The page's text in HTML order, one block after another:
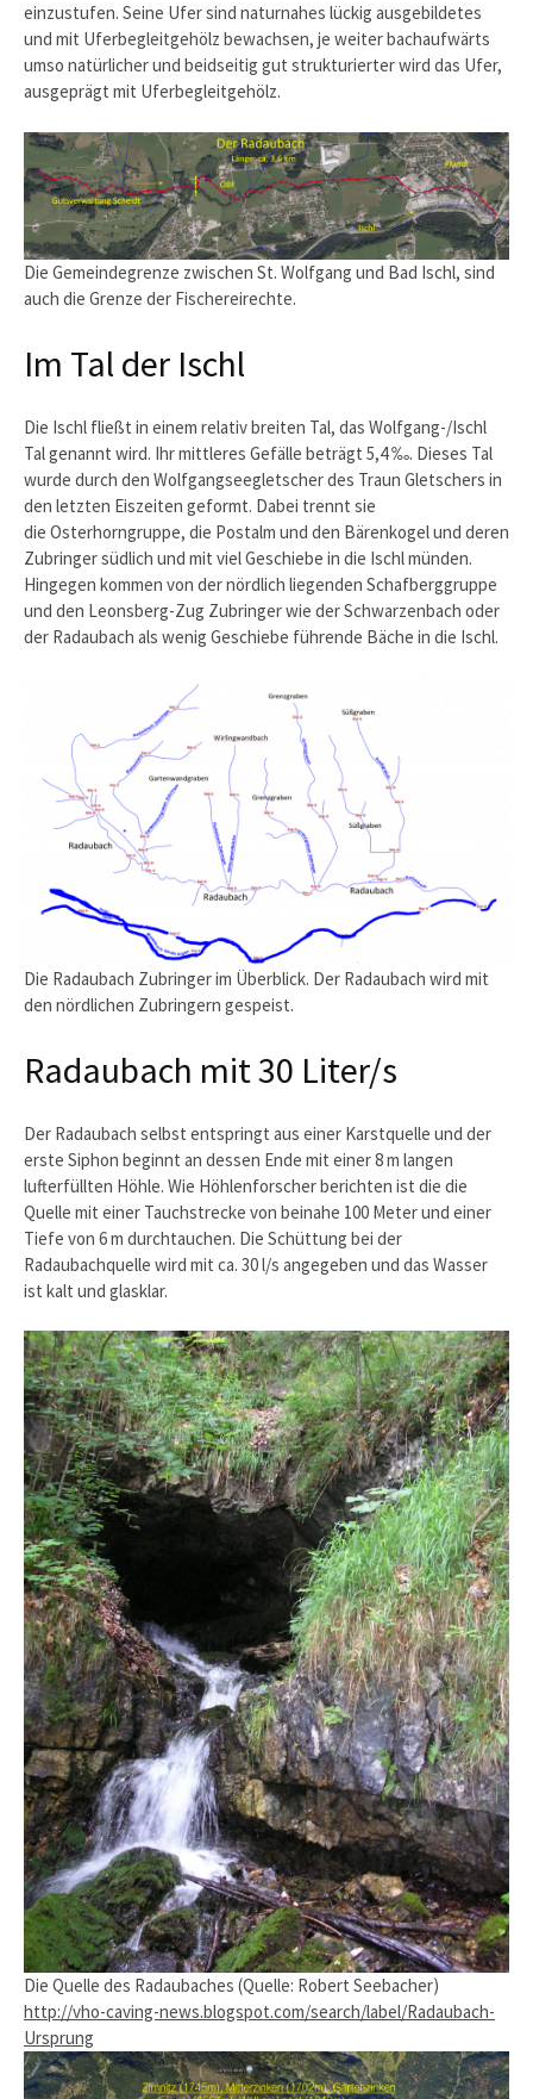
einzustufen. Seine Ufer sind naturnahes lückig ausgebildetes
und mit Uferbegleitgehölz bewachsen, je weiter bachaufwärts
umso natürlicher und beidseitig gut strukturierter wird das Ufer,
ausgeprägt mit Uferbegleitgehölz.
Die Gemeindegrenze zwischen St. Wolfgang und Bad Ischl, sind
auch die Grenze der Fischereirechte.
Im Tal der Ischl
Die Ischl fließt in einem relativ breiten Tal, das Wolfgang-/Ischl
Tal genannt wird. Ihr mittleres Gefälle beträgt 5,4 ‰. Dieses Tal
wurde durch den Wolfgangseegletscher des Traun Gletschers in
den letzten Eiszeiten geformt. Dabei trennt sie
die Osterhorngruppe, die Postalm und den Bärenkogel und deren
Zubringer südlich und mit viel Geschiebe in die Ischl münden.
Hingegen kommen von der nördlich liegenden Schafberggruppe
und den Leonsberg-Zug Zubringer wie der Schwarzenbach oder
der Radaubach als wenig Geschiebe führende Bäche in die Ischl.
Die Radaubach Zubringer im Überblick. Der Radaubach wird mit
den nördlichen Zubringern gespeist.
Radaubach mit 30 Liter/s
Der Radaubach selbst entspringt aus einer Karstquelle und der
erste Siphon beginnt an dessen Ende mit einer 8 m langen
lufterfüllten Höhle. Wie Höhlenforscher berichten ist die die
Quelle mit einer Tauchstrecke von beinahe 100 Meter und einer
Tiefe von 6 m durchtauchen. Die Schüttung bei der
Radaubachquelle wird mit ca. 30 l/s angegeben und das Wasser
ist kalt und glasklar.
Die Quelle des Radaubaches (Quelle: Robert Seebacher)
http://vho-caving-news.blogspot.com/search/label/Radaubach-
Ursprung